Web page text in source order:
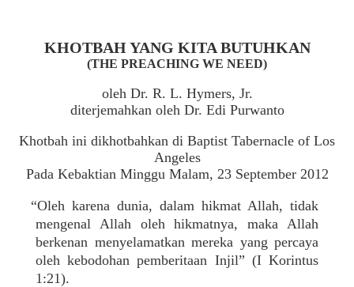
KHOTBAH YANG KITA BUTUHKAN
(THE PREACHING WE NEED)
oleh Dr. R. L. Hymers, Jr.
diterjemahkan oleh Dr. Edi Purwanto
Khotbah ini dikhotbahkan di Baptist Tabernacle of Los
Angeles
Pada Kebaktian Minggu Malam, 23 September 2012
“Oleh karena dunia, dalam hikmat Allah, tidak
mengenal Allah oleh hikmatnya, maka Allah
berkenan menyelamatkan mereka yang percaya
oleh kebodohan pemberitaan Injil” (I Korintus
1:21).